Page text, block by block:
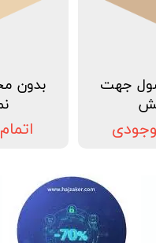
بدون
جهت